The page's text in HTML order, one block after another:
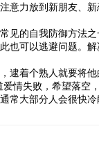
意力放到新朋友、
的自我防御方法之
也可以逃避问题。
着个熟人就要将他
情失败，希望落空
常大部分人会很快冷